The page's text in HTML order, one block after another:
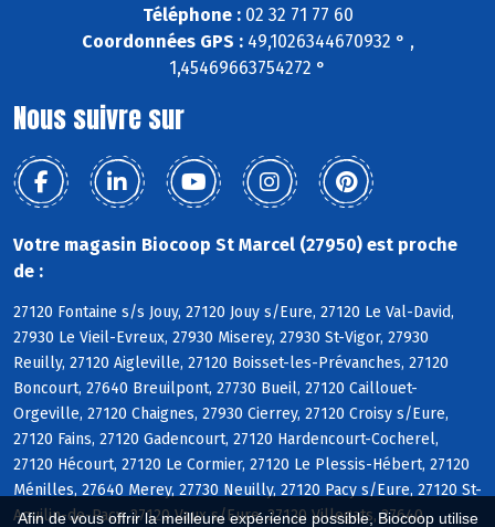
Afin de vous offrir la meilleure expérience possible, Biocoop utilise
Téléphone :02 32 71 77 60
Coordonnées GPS :49,1026344670932 ° ,
1,45469663754272 °
Nous suivre sur
Votre magasin Biocoop St Marcel (27950) est proche
de :
27120 Fontaine s/s Jouy, 27120 Jouy s/Eure, 27120 Le Val-David,
27930 Le Vieil-Evreux, 27930 Miserey, 27930 St-Vigor, 27930
Reuilly, 27120 Aigleville, 27120 Boisset-les-Prévanches, 27120
Boncourt, 27640 Breuilpont, 27730 Bueil, 27120 Caillouet-
Orgeville, 27120 Chaignes, 27930 Cierrey, 27120 Croisy s/Eure,
27120 Fains, 27120 Gadencourt, 27120 Hardencourt-Cocherel,
27120 Hécourt, 27120 Le Cormier, 27120 Le Plessis-Hébert, 27120
Ménilles, 27640 Merey, 27730 Neuilly, 27120 Pacy s/Eure, 27120 St-
Aquilin-de-Pacy, 27120 Vaux s/Eure, 27120 Villegats, 27640